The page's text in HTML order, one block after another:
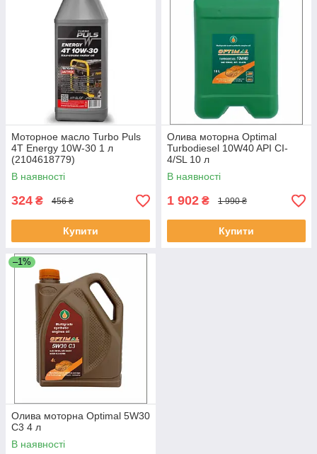
Моторное масло Turbo Puls
4T Energy 10W-30 1 л
(2104618779)
В наявності
324 ₴ 456 ₴
Купити
Олива моторна Optimal
Turbodiesel 10W40 API CI-
4/SL 10 л
В наявності
1 902 ₴ 1 990 ₴
Купити
–1%
Олива моторна Optimal 5W30
С3 4 л
В наявності